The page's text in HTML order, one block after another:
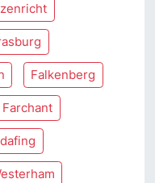
Falkenberg
Farchant